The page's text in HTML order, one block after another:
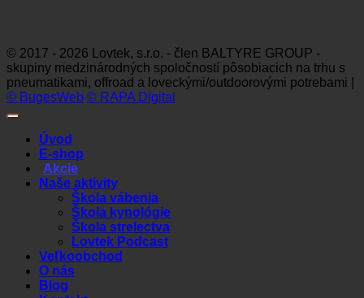
© 2017 - 2026 Lovtek, s.r.o. - člen BALTYRE GROUP -
skupiny medzinárodných spoločností pôsobiacich na trhu s
pneumatikami, offroad a loveckými/outdoorovými potrebami |
© BugesWeb © RAPA Digital
Úvod
E-shop
Akcie
Naše aktivity
Škola vábenia
Škola kynológie
Škola strelectva
Lovtek Podcast
Veľkoobchod
O nás
Blog